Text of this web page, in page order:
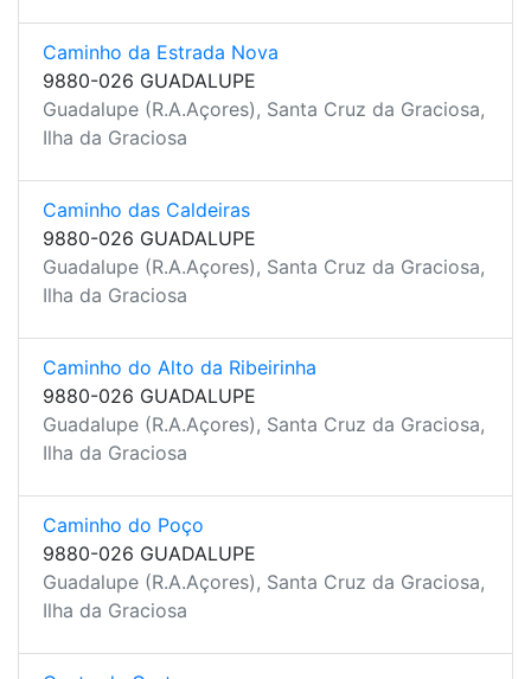
Caminho da Estrada Nova
9880-026 GUADALUPE
Guadalupe (R.A.Açores), Santa Cruz da Graciosa,
Ilha da Graciosa
Caminho das Caldeiras
9880-026 GUADALUPE
Guadalupe (R.A.Açores), Santa Cruz da Graciosa,
Ilha da Graciosa
Caminho do Alto da Ribeirinha
9880-026 GUADALUPE
Guadalupe (R.A.Açores), Santa Cruz da Graciosa,
Ilha da Graciosa
Caminho do Poço
9880-026 GUADALUPE
Guadalupe (R.A.Açores), Santa Cruz da Graciosa,
Ilha da Graciosa